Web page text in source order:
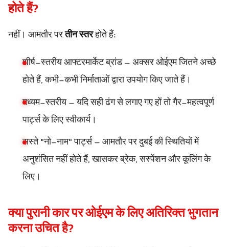
होते हैं?
नहीं। आमतौर परतीन स्तरहोते हैं:
शीर्ष-स्तरीय आफ्टरमार्केट ब्रांड – अक्सर ओईएम जितने अच्छे
होते हैं, कभी-कभी निर्माताओं द्वारा उपयोग किए जाते हैं।
मध्यम-स्तरीय – यदि सही ढंग से लगाए गए हों तो गैर-महत्वपूर्ण
पार्ट्स के लिए स्वीकार्य।
सस्ते "नो-नाम" पार्ट्स – आमतौर पर दुबई की स्थितियों में
अनुशंसित नहीं होते हैं, खासकर ब्रेक, सस्पेंशन और कूलिंग के
लिए।
क्या पुरानी कार पर ओईएम के लिए अतिरिक्त भुगतान
करना उचित है?